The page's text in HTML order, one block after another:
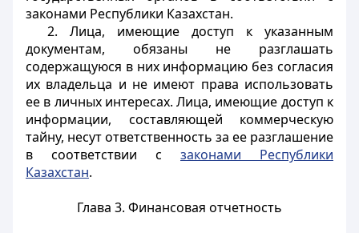
законами Республики Казахстан.
2. Лица, имеющие доступ к указанным
документам, обязаны не разглашать
содержащуюся в них информацию без согласия
их владельца и не имеют права использовать
ее в личных интересах. Лица, имеющие доступ к
информации, составляющей коммерческую
тайну, несут ответственность за ее разглашение
в соответствии с законами Республики
Казахстан.
Глава 3. Финансовая отчетность